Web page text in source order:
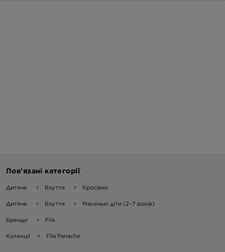
Пов’язані категорії
Дитяче Взуття Кросівки
Дитяче Взуття Маленькі діти (2–7 років)
Бренди Fila
Колекції Fila Panache